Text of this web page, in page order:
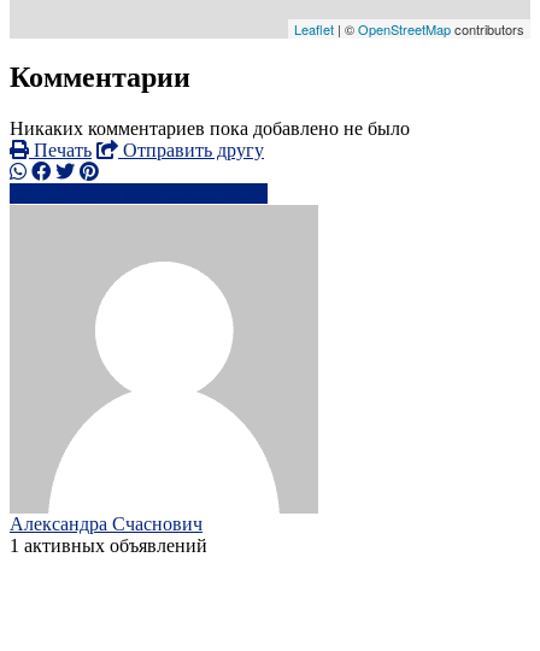
Leaflet | ©OpenStreetMapcontributors
Комментарии
Никаких комментариев пока добавлено не было
Печать
Отправить другу
Александра Счаснович
1 активных объявлений